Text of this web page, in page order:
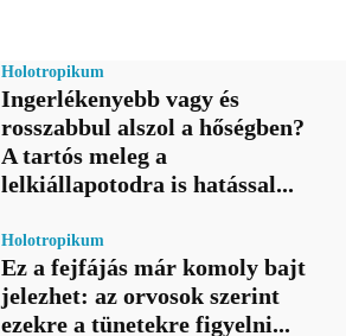
Holotropikum
Ingerlékenyebb vagy és
rosszabbul alszol a hőségben?
A tartós meleg a
lelkiállapotodra is hatással...
Holotropikum
Ez a fejfájás már komoly bajt
jelezhet: az orvosok szerint
ezekre a tünetekre figyelni...